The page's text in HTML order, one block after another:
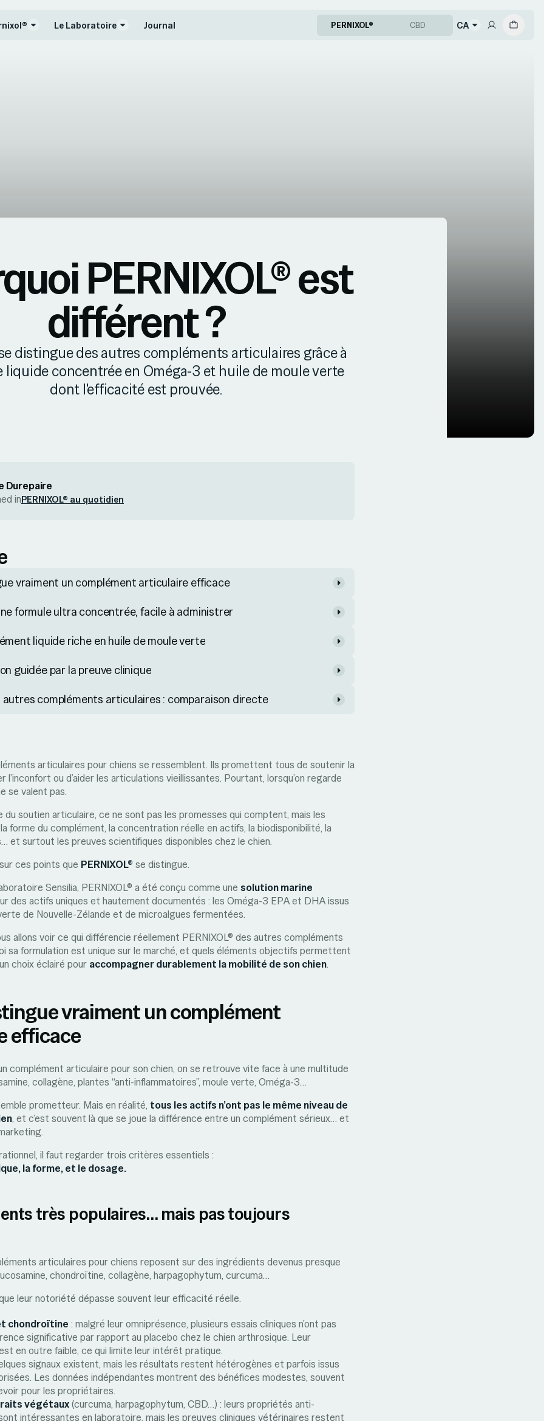
Le Laboratoire Journal PERNIXOL® CBD CA
PERNIXOL® est
différent ?
distingue des autres compléments articulaires grâce à
concentrée en Oméga-3 et huile de moule verte
dont l'efficacité est prouvée.
Durepaire
inPERNIXOL® au quotidien
vraiment un complément articulaire efficace
formule ultra concentrée, facile à administrer
liquide riche en huile de moule verte
guidée par la preuve clinique
autres compléments articulaires : comparaison directe
articulaires pour chiens se ressemblent. Ils promettent tous de soutenir la
l’inconfort ou d’aider les articulations vieillissantes. Pourtant, lorsqu’on regarde
se valent pas.
du soutien articulaire, ce ne sont pas les promesses qui comptent, mais les
forme du complément, la concentration réelle en actifs, la biodisponibilité, la
et surtout les preuves scientifiques disponibles chez le chien.
ces points que PERNIXOL® se distingue.
Sensilia, PERNIXOL® a été conçu comme une solution marine
des actifs uniques et hautement documentés : les Oméga-3 EPA et DHA issus
de Nouvelle-Zélande et de microalgues fermentées.
allons voir ce qui différencie réellement PERNIXOL® des autres compléments
sa formulation est unique sur le marché, et quels éléments objectifs permettent
choix éclairé pour accompagner durablement la mobilité de son chien.
vraiment un complément
efficace
complément articulaire pour son chien, on se retrouve vite face à une multitude
collagène, plantes “anti-inflammatoires”, moule verte, Oméga-3…
prometteur. Mais en réalité, tous les actifs n’ont pas le même niveau de
, et c’est souvent là que se joue la différence entre un complément sérieux… et
il faut regarder trois critères essentiels :
la forme, et le dosage.
très populaires… mais pas toujours
articulaires pour chiens reposent sur des ingrédients devenus presque
chondroïtine, collagène, harpagophytum, curcuma…
leur notoriété dépasse souvent leur efficacité réelle.
chondroïtine : malgré leur omniprésence, plusieurs essais cliniques n’ont pas
significative par rapport au placebo chez le chien arthrosique. Leur
en outre faible, ce qui limite leur intérêt pratique.
signaux existent, mais les résultats restent hétérogènes et parfois issus
Les données indépendantes montrent des bénéfices modestes, souvent
pour les propriétaires.
végétaux(curcuma, harpagophytum, CBD…) : leurs propriétés anti-
intéressantes en laboratoire, mais les preuves cliniques vétérinaires restent